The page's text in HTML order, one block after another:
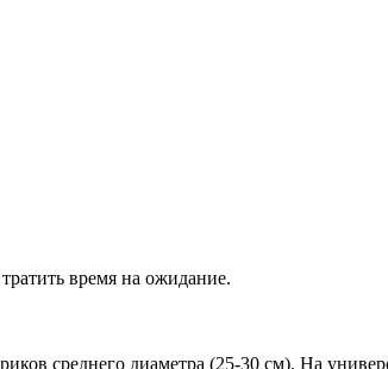
время на ожидание.
среднего диаметра (25-30 см). На